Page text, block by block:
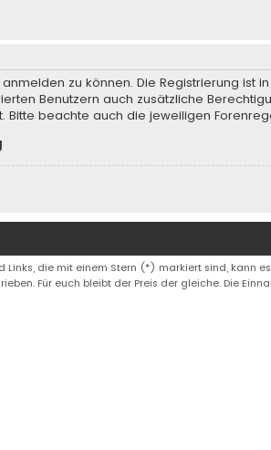
zu können. Die Registrierung
Benutzern auch zusätzliche
beachte auch die jeweiligen
Links, die mit einem Stern (*) markiert sind,
Für euch bleibt der Preis der gleiche. Die